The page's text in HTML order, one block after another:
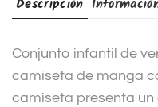
Descripción
Conjunto infantil de
camiseta de manga
camiseta presenta un